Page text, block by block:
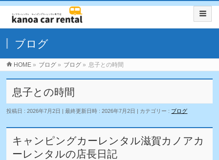
ブログ
HOME » ブログ » ブログ » 息子との時間
息子との時間
投稿日 : 2026年7月2日 最終更新日時 : 2026年7月2日 カテゴリー : ブログ
キャンピングカーレンタル滋賀カノアカ
ーレンタルの店長日記